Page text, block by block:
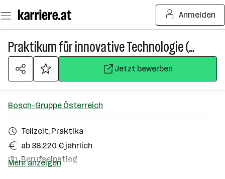
Seiteninhalt
springen
Anmelden
Praktikum für innovative Technologie (w/m/div.)
Jetzt bewerben
Bosch-Gruppe Österreich
Teilzeit, Praktika
ab 38.220 € jährlich
Berufseinstieg
Mehr anzeigen